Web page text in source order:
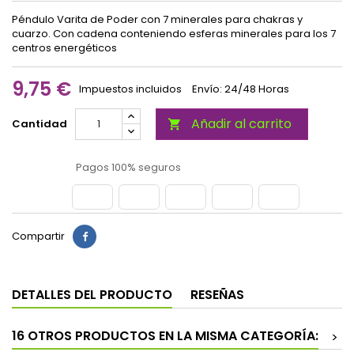
Péndulo Varita de Poder con 7 minerales para chakras y
cuarzo. Con cadena conteniendo esferas minerales para los 7
centros energéticos
9,75 € Impuestos incluidos Envío: 24/48 Horas
Cantidad  Añadir al carrito
Pagos 100% seguros
Compartir
DETALLES DEL PRODUCTO RESEÑAS
16 OTROS PRODUCTOS EN LA MISMA CATEGORÍA:
>